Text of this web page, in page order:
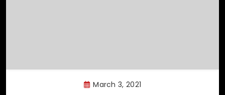
March 3, 2021